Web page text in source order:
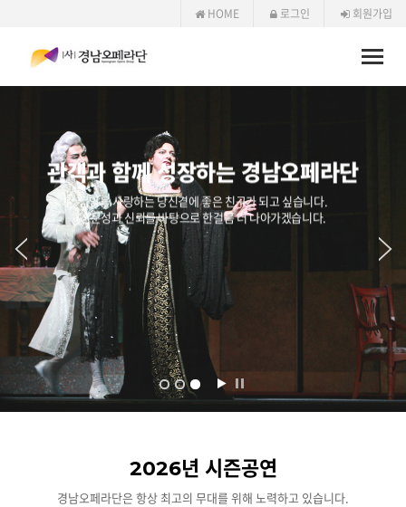
HOME 로그인 회원가입
Toggle
관객과 함께 성장하는 경남오페라단
음악을 사랑하는 당신곁에 좋은 친구가 되고 싶습니다.
전문성과 신뢰를 바탕으로 한걸음 더 나아가겠습니다.
2026년 시즌공연
경남오페라단은 항상 최고의 무대를 위해 노력하고 있습니다.